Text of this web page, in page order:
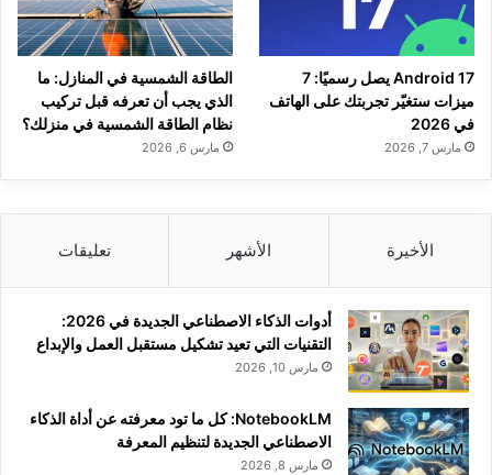
Android 17 يصل رسميًا: 7
ميزات ستغيّر تجربتك على الهاتف
في 2026
مارس 7, 2026
الطاقة الشمسية في المنازل: ما
الذي يجب أن تعرفه قبل تركيب
نظام الطاقة الشمسية في منزلك؟
مارس 6, 2026
الأخيرة الأشهر تعليقات
أدوات الذكاء الاصطناعي الجديدة في 2026:
التقنيات التي تعيد تشكيل مستقبل العمل والإبداع
مارس 10, 2026
NotebookLM: كل ما تود معرفته عن أداة الذكاء
الاصطناعي الجديدة لتنظيم المعرفة
مارس 8, 2026